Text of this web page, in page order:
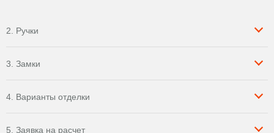
2. Ручки
3. Замки
4. Варианты отделки
5. Заявка на расчет